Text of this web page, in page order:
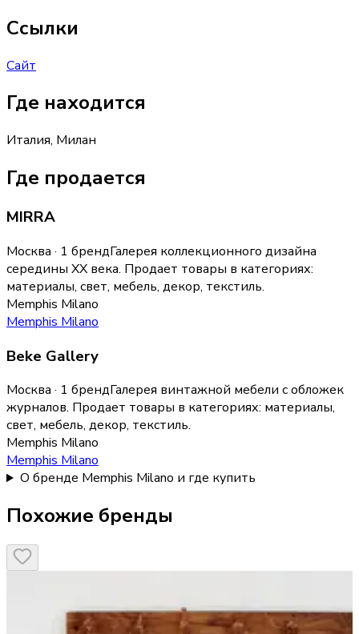
Ссылки
Сайт
Где находится
Италия, Милан
Где продается
MIRRA
Москва · 1 брендГалерея коллекционного дизайна
середины XX века. Продает товары в категориях:
материалы, свет, мебель, декор, текстиль.
Memphis Milano
Memphis Milano
Beke Gallery
Москва · 1 брендГалерея винтажной мебели с обложек
журналов. Продает товары в категориях: материалы,
свет, мебель, декор, текстиль.
Memphis Milano
Memphis Milano
О бренде Memphis Milano и где купить
Похожие бренды